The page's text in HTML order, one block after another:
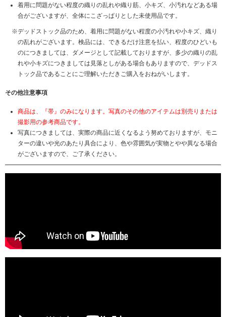
着用に問題がない程度の織りの乱れや織り筋、小キズ、小汚れなどある場
合がございますが、全体にこざっぱりとした未使用品です。
デッドストック品のため、着用に問題がない程度の小汚れや小キズ、織り
の乱れがございます。検品には、できるだけ注意を払い、程度のひどいも
のにつきましては、ダメージとして記載しておりますが、多少の織りの乱
れや小キズにつきましては見落としがある場合もありますので、デッドス
トック品であることにご理解いただきご購入をおねがいします。
その他注意事項
商品は、『帯』のみになります。写真のその他のアイテムは別売りまたは
撮影用の参考商品です。
写真につきましては、実際の商品に近くなるよう努めておりますが、モニ
ターの違いや光のあたり具合により、色や雰囲気が実物とやや異なる場合
がございますので、ご了承ください。